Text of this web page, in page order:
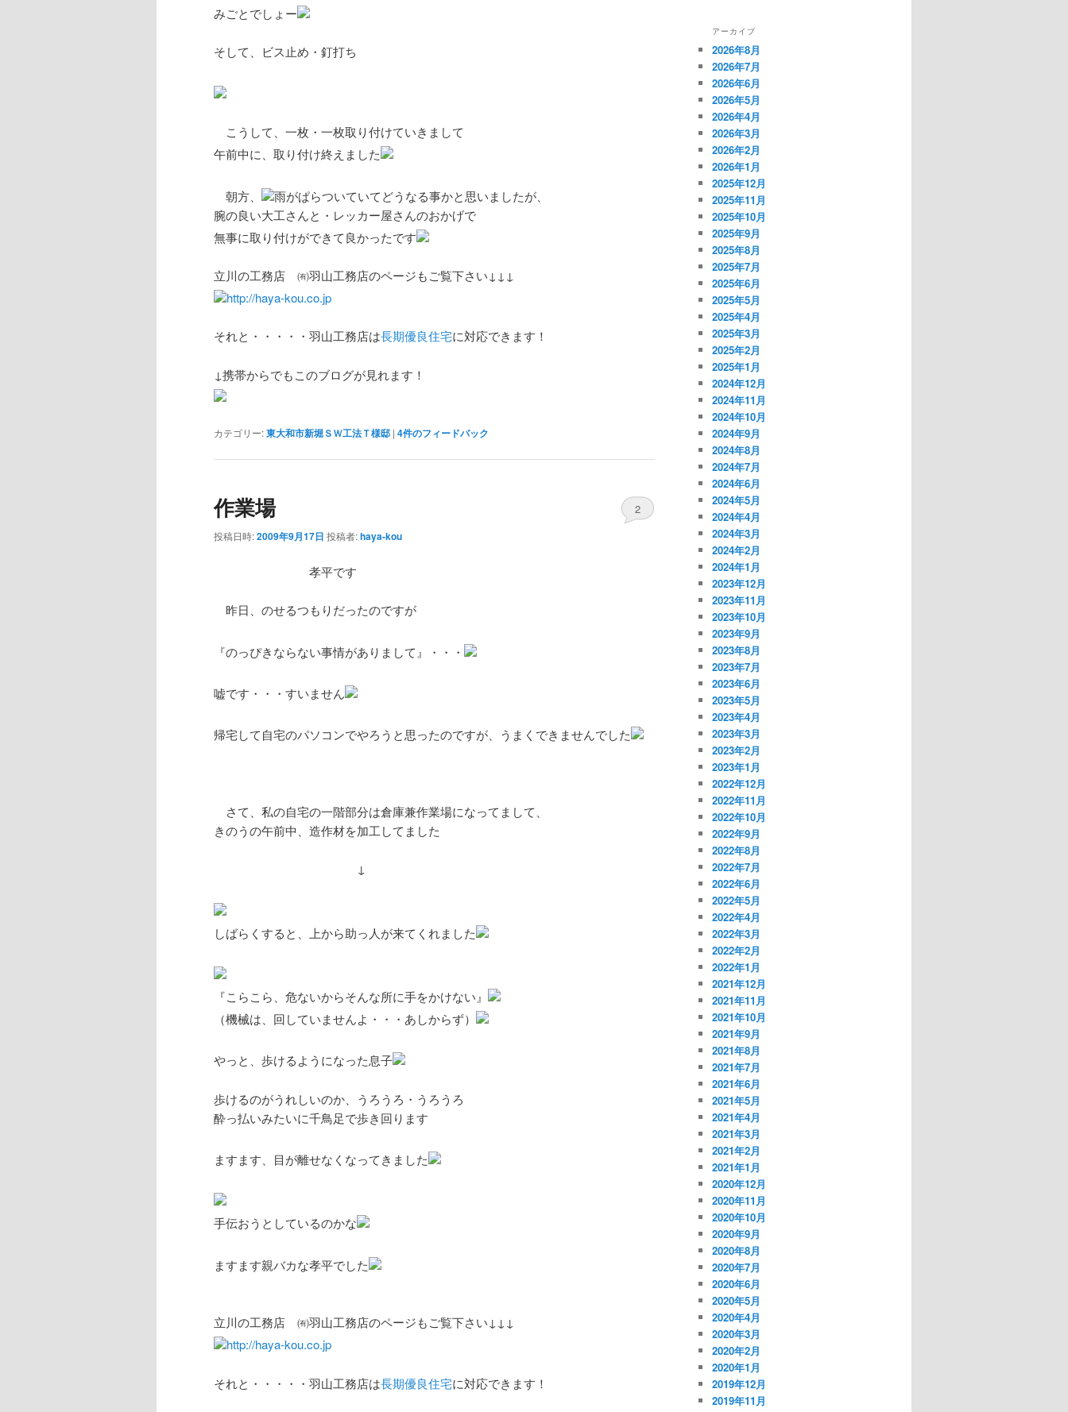
みごとでしょー
そして、ビス止め・釘打ち
こうして、一枚・一枚取り付けていきまして
午前中に、取り付け終えました
朝方、
雨がぱらついていてどうなる事かと思いましたが、
腕の良い大工さんと・レッカー屋さんのおかげで
無事に取り付けができて良かったです
立川の工務店 ㈲羽山工務店のページもご覧下さい↓↓↓
http://haya-kou.co.jp
それと・・・・・羽山工務店は長期優良住宅に対応できます！
↓携帯からでもこのブログが見れます！
カテゴリー:東大和市新堀ＳＷ工法Ｔ様邸 |4件のフィードバック
作業場
投稿日時:2009年9月17日 投稿者:haya-kou
2
孝平です
昨日、のせるつもりだったのですが
『のっぴきならない事情がありまして』・・・
嘘です・・・すいません
帰宅して自宅のパソコンでやろうと思ったのですが、うまくできませんでした
さて、私の自宅の一階部分は倉庫兼作業場になってまして、
きのうの午前中、造作材を加工してました
↓
しばらくすると、上から助っ人が来てくれました
『こらこら、危ないからそんな所に手をかけない』
（機械は、回していませんよ・・・あしからず）
やっと、歩けるようになった息子
歩けるのがうれしいのか、うろうろ・うろうろ
酔っ払いみたいに千鳥足で歩き回ります
ますます、目が離せなくなってきました
手伝おうとしているのかな
ますます親バカな孝平でした
立川の工務店 ㈲羽山工務店のページもご覧下さい↓↓↓
http://haya-kou.co.jp
それと・・・・・羽山工務店は長期優良住宅に対応できます！
アーカイブ
2026年8月
2026年7月
2026年6月
2026年5月
2026年4月
2026年3月
2026年2月
2026年1月
2025年12月
2025年11月
2025年10月
2025年9月
2025年8月
2025年7月
2025年6月
2025年5月
2025年4月
2025年3月
2025年2月
2025年1月
2024年12月
2024年11月
2024年10月
2024年9月
2024年8月
2024年7月
2024年6月
2024年5月
2024年4月
2024年3月
2024年2月
2024年1月
2023年12月
2023年11月
2023年10月
2023年9月
2023年8月
2023年7月
2023年6月
2023年5月
2023年4月
2023年3月
2023年2月
2023年1月
2022年12月
2022年11月
2022年10月
2022年9月
2022年8月
2022年7月
2022年6月
2022年5月
2022年4月
2022年3月
2022年2月
2022年1月
2021年12月
2021年11月
2021年10月
2021年9月
2021年8月
2021年7月
2021年6月
2021年5月
2021年4月
2021年3月
2021年2月
2021年1月
2020年12月
2020年11月
2020年10月
2020年9月
2020年8月
2020年7月
2020年6月
2020年5月
2020年4月
2020年3月
2020年2月
2020年1月
2019年12月
2019年11月